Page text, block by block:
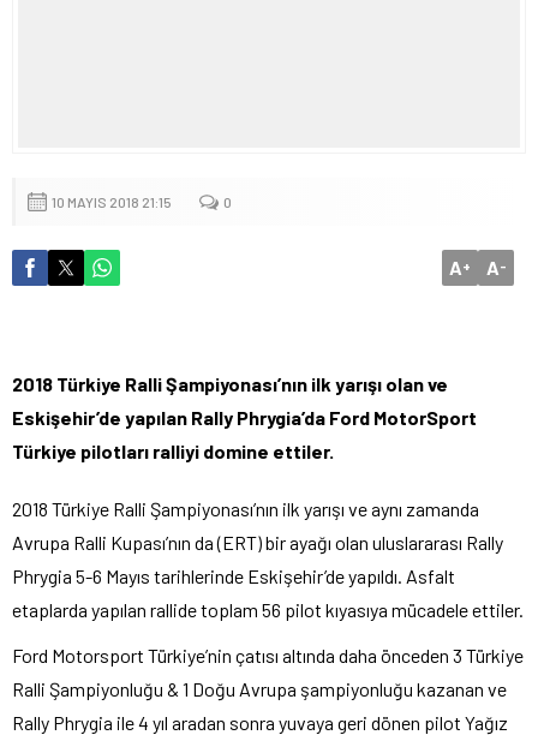
10 MAYIS 2018 21:15 0
A+ A-
2018 Türkiye Ralli Şampiyonası’nın ilk yarışı olan ve
Eskişehir’de yapılan Rally Phrygia’da Ford MotorSport
Türkiye pilotları ralliyi domine ettiler.
2018 Türkiye Ralli Şampiyonası’nın ilk yarışı ve aynı zamanda
Avrupa Ralli Kupası’nın da (ERT) bir ayağı olan uluslararası Rally
Phrygia 5-6 Mayıs tarihlerinde Eskişehir’de yapıldı. Asfalt
etaplarda yapılan rallide toplam 56 pilot kıyasıya mücadele ettiler.
Ford Motorsport Türkiye’nin çatısı altında daha önceden 3 Türkiye
Ralli Şampiyonluğu & 1 Doğu Avrupa şampiyonluğu kazanan ve
Rally Phrygia ile 4 yıl aradan sonra yuvaya geri dönen pilot Yağız